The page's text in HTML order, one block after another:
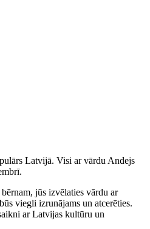
Latvijā. Visi ar vārdu Andejs
bērnam, jūs izvēlaties vārdu ar
viegli izrunājams un atcerēties.
ar Latvijas kultūru un